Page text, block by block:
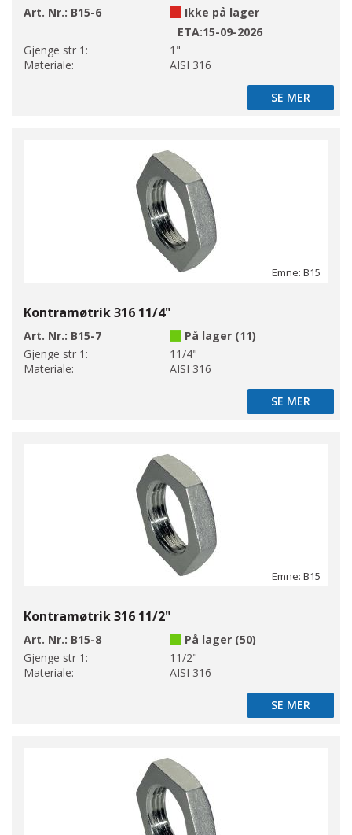
Art. Nr.: B15-6
Ikke på lager
ETA:15-09-2026
Gjenge str 1:
1"
Materiale:
AISI 316
SE MER
SE MER
Emne: B15
Kontramøtrik 316 11/4"
Art. Nr.: B15-7
På lager (11)
Gjenge str 1:
11/4"
Materiale:
AISI 316
SE MER
SE MER
Emne: B15
Kontramøtrik 316 11/2"
Art. Nr.: B15-8
På lager (50)
Gjenge str 1:
11/2"
Materiale:
AISI 316
SE MER
SE MER